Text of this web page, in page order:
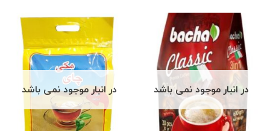
در انبار موجود نمی باشد در انبار موجود نمی باشد